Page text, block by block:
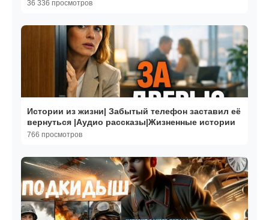
36 336 просмотров
Истории из жизни| Забытый телефон заставил её
вернуться |Аудио рассказы|Жизненные истории
766 просмотров